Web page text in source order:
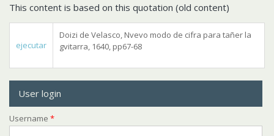
This content is based on this quotation (old content)
ejecutar
Doizi de Velasco, Nvevo modo de cifra para tañer la
gvitarra, 1640, pp67-68
User login
Username *